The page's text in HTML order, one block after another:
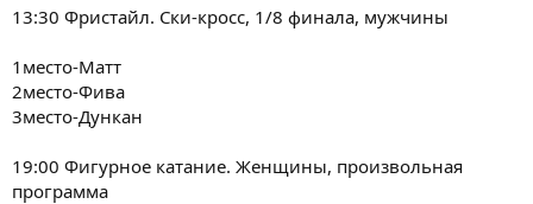
13:30 Фристайл. Ски-кросс, 1/8 финала, мужчины
1место-Матт
2место-Фива
3место-Дункан
19:00 Фигурное катание. Женщины, произвольная
программа